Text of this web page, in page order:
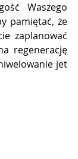
Waszego
pamiętać, że
zaplanować
regenerację
jet